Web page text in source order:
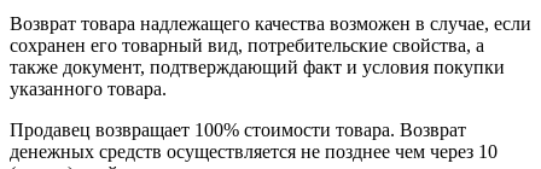
Возврат товара надлежащего качества возможен в случае, если
сохранен его товарный вид, потребительские свойства, а
также документ, подтверждающий факт и условия покупки
указанного товара.
Продавец возвращает 100% стоимости товара. Возврат
денежных средств осуществляется не позднее чем через 10